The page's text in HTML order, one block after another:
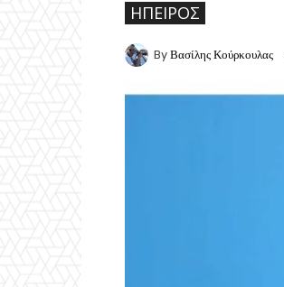
ΉΠΕΙΡΟΣ
By Βασίλης Κούρκουλας